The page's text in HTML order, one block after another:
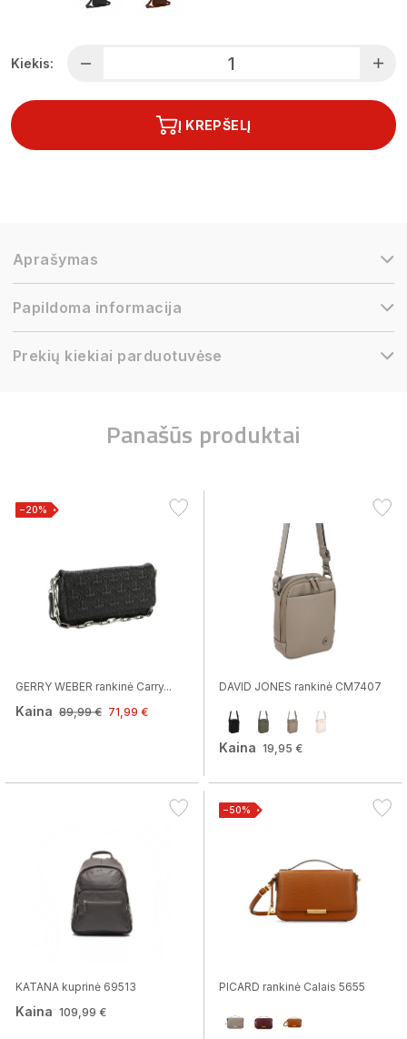
Kiekis:
Į KREPŠELĮ
Aprašymas
Papildoma informacija
Prekių kiekiai parduotuvėse
Panašūs produktai
−20%
GERRY WEBER rankinė Carry...
Kaina 89,99 € 71,99 €
DAVID JONES rankinė CM7407
Kaina 19,95 €
KATANA kuprinė 69513
Kaina 109,99 €
−50%
PICARD rankinė Calais 5655